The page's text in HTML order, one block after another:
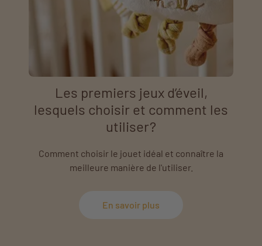
Les premiers jeux d’éveil,
lesquels choisir et comment les
utiliser?
Comment choisir le jouet idéal et connaître la
meilleure manière de l'utiliser.
En savoir plus